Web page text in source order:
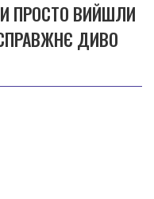
ПРОСТО ВИЙШЛИ
ДИВО